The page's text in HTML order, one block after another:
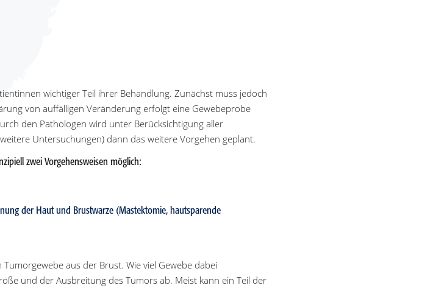
wichtiger Teil ihrer Behandlung. Zunächst muss jedoch
von auffälligen Veränderung erfolgt eine Gewebeprobe
den Pathologen wird unter Berücksichtigung aller
Untersuchungen) dann das weitere Vorgehen geplant.
zwei Vorgehensweisen möglich:
der Haut und Brustwarze (Mastektomie, hautsparende
aus der Brust. Wie viel Gewebe dabei
und der Ausbreitung des Tumors ab. Meist kann ein Teil der